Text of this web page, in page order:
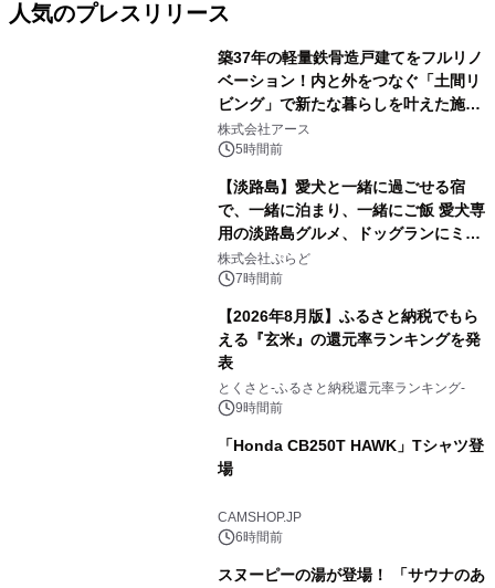
人気のプレスリリース
築37年の軽量鉄骨造戸建てをフルリノ
ベーション！内と外をつなぐ「土間リ
ビング」で新たな暮らしを叶えた施工
事例を株式会社アースが公開
株式会社アース
5時間前
【淡路島】愛犬と一緒に過ごせる宿
で、一緒に泊まり、一緒にご飯 愛犬専
用の淡路島グルメ、ドッグランにミニ
プール グランピングとトレーラーハウ
スの2施設で
株式会社ぷらど
7時間前
【2026年8月版】ふるさと納税でもら
える『玄米』の還元率ランキングを発
表
とくさと-ふるさと納税還元率ランキング-
9時間前
「Honda CB250T HAWK」Tシャツ登
場
CAMSHOP.JP
6時間前
スヌーピーの湯が登場！ 「サウナのあ